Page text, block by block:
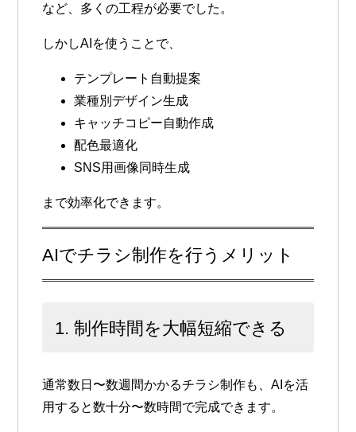
など、多くの工程が必要でした。
しかしAIを使うことで、
テンプレート自動提案
業種別デザイン生成
キャッチコピー自動作成
配色最適化
SNS用画像同時生成
まで効率化できます。
AIでチラシ制作を行うメリット
1. 制作時間を大幅短縮できる
通常数日〜数週間かかるチラシ制作も、AIを活
用すると数十分〜数時間で完成できます。